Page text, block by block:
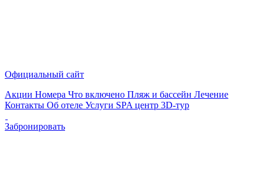
Официальный сайт
Акции Номера Что включено Пляж и бассейн Лечение
Контакты Об отеле Услуги SPA центр 3D-тур
Забронировать